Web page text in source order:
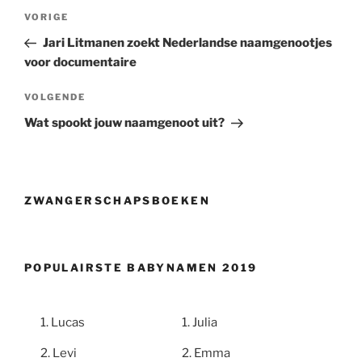
Berichtnavigatie
Vorig
bericht
VORIGE
Jari Litmanen zoekt Nederlandse naamgenootjes
voor documentaire
Volgend
bericht
VOLGENDE
Wat spookt jouw naamgenoot uit?
ZWANGERSCHAPSBOEKEN
POPULAIRSTE BABYNAMEN 2019
Lucas
Levi
Julia
Emma